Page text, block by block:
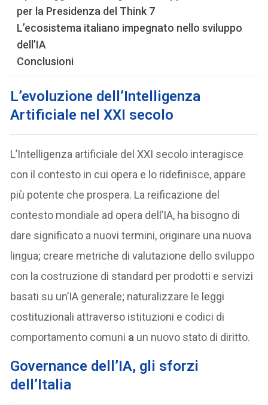
per la Presidenza del Think 7
L’ecosistema italiano impegnato nello sviluppo
dell’IA
Conclusioni
L’evoluzione dell’Intelligenza
Artificiale nel XXI secolo
L’Intelligenza artificiale del XXI secolo interagisce
con il contesto in cui opera e lo ridefinisce, appare
più potente che prospera. La reificazione del
contesto mondiale ad opera dell’IA, ha bisogno di
dare significato a nuovi termini, originare una nuova
lingua; creare metriche di valutazione dello sviluppo
con la costruzione di standard per prodotti e servizi
basati su un’IA generale; naturalizzare le leggi
costituzionali attraverso istituzioni e codici di
comportamento comuni a un nuovo stato di diritto.
Governance dell’IA, gli sforzi
dell’Italia